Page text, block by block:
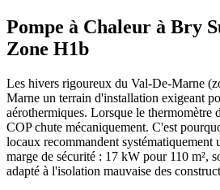
Pompe à Chaleur à Bry
Zone H1b
Les hivers rigoureux du Val-De-Marne
Marne un terrain d'installation exigeant
aérothermiques. Lorsque le thermomètre
COP chute mécaniquement. C'est
locaux recommandent systématiquement
marge de sécurité : 17 kW pour 110 m²,
adapté à l'isolation mauvaise des